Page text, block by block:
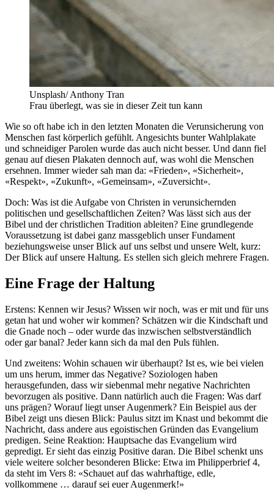
Unsplash/ Anthony Tran
Frau überlegt, was sie in dieser Zeit tun kann
Wie so oft habe ich in den letzten Monaten die Verunsicherung von
Menschen fast körperlich gefühlt. Angesichts bunter Wahlplakate
und schneidiger Parolen wurde das auch nicht besser. Und dann fiel
genau auf diesen Plakaten dennoch auf, was wohl die Menschen
ersehnen. Immer wieder sah man da: «Frieden», «Sicherheit»,
«Respekt», «Zukunft», «Gemeinsam», «Zuversicht».
Doch: Was ist die Aufgabe von Christen in verunsichernden
politischen und gesellschaftlichen Zeiten? Was lässt sich aus der
Bibel und der christlichen Tradition ableiten? Eine grundlegende
Voraussetzung ist dabei ganz massgeblich unser Fundament
beziehungsweise unser Blick auf uns selbst und unsere Welt, kurz:
Der Blick auf unsere Haltung. Es stellen sich gleich mehrere Fragen.
Eine Frage der Haltung
Erstens: Kennen wir Jesus? Wissen wir noch, was er mit und für uns
getan hat und woher wir kommen? Schätzen wir die Kindschaft und
die Gnade noch – oder wurde das inzwischen selbstverständlich
oder gar banal? Jeder kann sich da mal den Puls fühlen.
Und zweitens: Wohin schauen wir überhaupt? Ist es, wie bei vielen
um uns herum, immer das Negative? Soziologen haben
herausgefunden, dass wir siebenmal mehr negative Nachrichten
bevorzugen als positive. Dann natürlich auch die Fragen: Was darf
uns prägen? Worauf liegt unser Augenmerk? Ein Beispiel aus der
Bibel zeigt uns diesen Blick: Paulus sitzt im Knast und bekommt die
Nachricht, dass andere aus egoistischen Gründen das Evangelium
predigen. Seine Reaktion: Hauptsache das Evangelium wird
gepredigt. Er sieht das einzig Positive daran. Die Bibel schenkt uns
viele weitere solcher besonderen Blicke: Etwa im Philipperbrief 4,
da steht im Vers 8: «Schauet auf das wahrhaftige, edle,
vollkommene … darauf sei euer Augenmerk!»